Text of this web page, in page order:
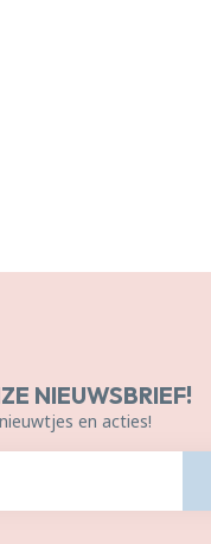
NIEUWSBRIEF!
en acties!